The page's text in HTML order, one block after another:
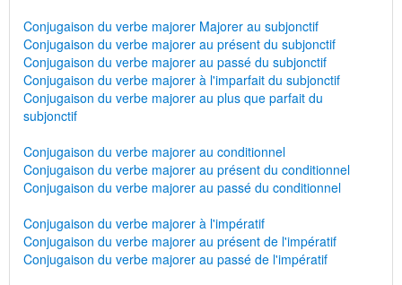
Conjugaison du verbe majorer Majorer au subjonctif
Conjugaison du verbe majorer au présent du subjonctif
Conjugaison du verbe majorer au passé du subjonctif
Conjugaison du verbe majorer à l'imparfait du subjonctif
Conjugaison du verbe majorer au plus que parfait du
subjonctif
Conjugaison du verbe majorer au conditionnel
Conjugaison du verbe majorer au présent du conditionnel
Conjugaison du verbe majorer au passé du conditionnel
Conjugaison du verbe majorer à l'impératif
Conjugaison du verbe majorer au présent de l'impératif
Conjugaison du verbe majorer au passé de l'impératif